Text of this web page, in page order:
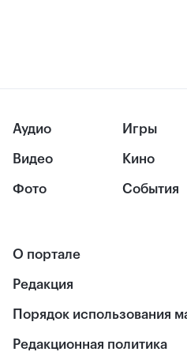
Аудио
Видео
Фото
Игры
Кино
События
О портале
Редакция
Порядок использования
Редакционная политика